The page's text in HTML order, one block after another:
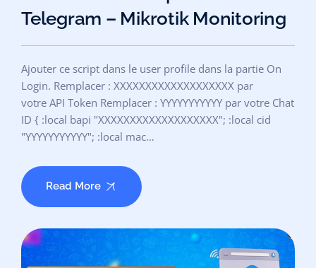
Telegram – Mikrotik Monitoring
Ajouter ce script dans le user profile dans la partie On
Login. Remplacer : XXXXXXXXXXXXXXXXXXX par
votre API Token Remplacer : YYYYYYYYYYY par votre Chat
ID { :local bapi "XXXXXXXXXXXXXXXXXXX"; :local cid
"YYYYYYYYYYY"; :local mac…
Read More